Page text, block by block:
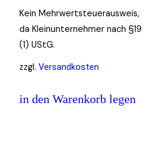
Kein Mehrwertsteuerausweis,
da Kleinunternehmer nach §19
(1) UStG.
zzgl. Versandkosten
in den Warenkorb legen